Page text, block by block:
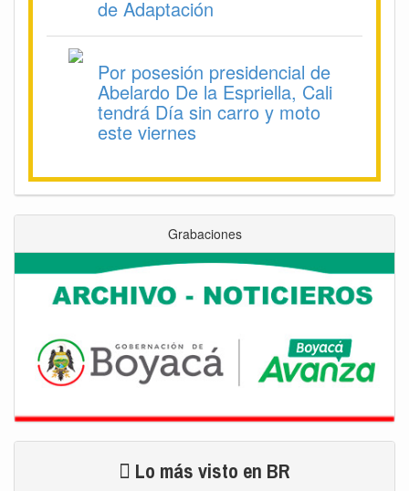
de Adaptación
Por posesión presidencial de
Abelardo De la Espriella, Cali
tendrá Día sin carro y moto
este viernes
Grabaciones
Lo más visto en BR